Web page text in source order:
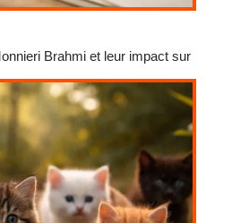
Brahmi et leur impact sur